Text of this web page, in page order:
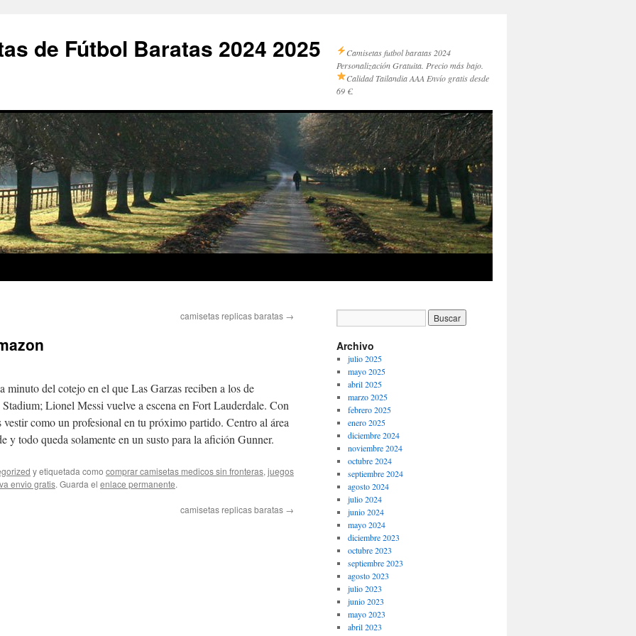
de Fútbol Baratas 2024 2025
Camisetas futbol baratas 2024
Personalización Gratuita. Precio más bajo.
Calidad Tailandia AAA Envío gratis desde
69 €.
camisetas replicas baratas →
del cotejo en el que Las Garzas reciben a los de
Lionel Messi vuelve a escena en Fort Lauderdale. Con
como un profesional en tu próximo partido. Centro al área
y todo queda solamente en un susto para la afición Gunner.
y etiquetada como comprar camisetas medicos sin fronteras, juegos
envio gratis. Guarda el enlace permanente.
camisetas replicas baratas →
Archivo
julio 2025
mayo 2025
abril 2025
marzo 2025
febrero 2025
enero 2025
diciembre 2024
noviembre 2024
octubre 2024
septiembre 2024
agosto 2024
julio 2024
junio 2024
mayo 2024
diciembre 2023
octubre 2023
septiembre 2023
agosto 2023
julio 2023
junio 2023
mayo 2023
abril 2023